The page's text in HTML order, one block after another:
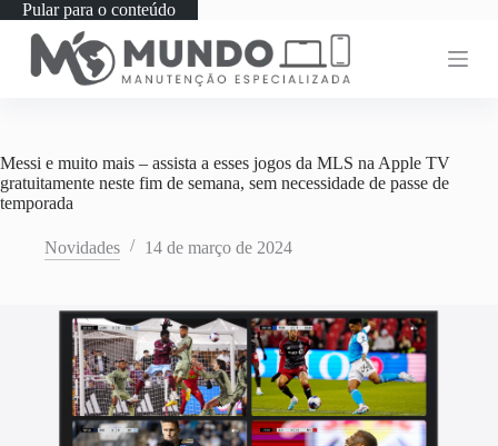
Pular para o conteúdo
Messi e muito mais – assista a esses jogos da MLS na Apple TV
gratuitamente neste fim de semana, sem necessidade de passe de
temporada
Novidades 14 de março de 2024